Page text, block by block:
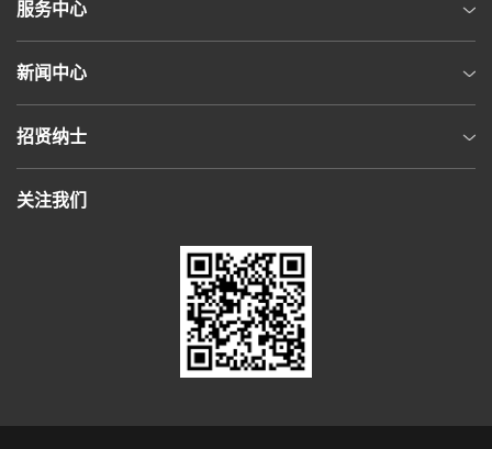
服务中心
新闻中心
招贤纳士
关注我们